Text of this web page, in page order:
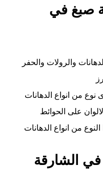
صبغ في
والرولات والحفر
من انواع الدهانات
على الحوائط
النوع من انواع الدهانات
في الشارقة